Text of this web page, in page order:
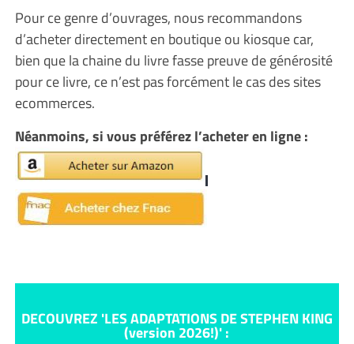
Pour ce genre d’ouvrages, nous recommandons
d’acheter directement en boutique ou kiosque car,
bien que la chaine du livre fasse preuve de générosité
pour ce livre, ce n’est pas forcément le cas des sites
ecommerces.
Néanmoins, si vous préférez l’acheter en ligne :
DECOUVREZ 'LES ADAPTATIONS DE STEPHEN KING
(version 2026!)' :